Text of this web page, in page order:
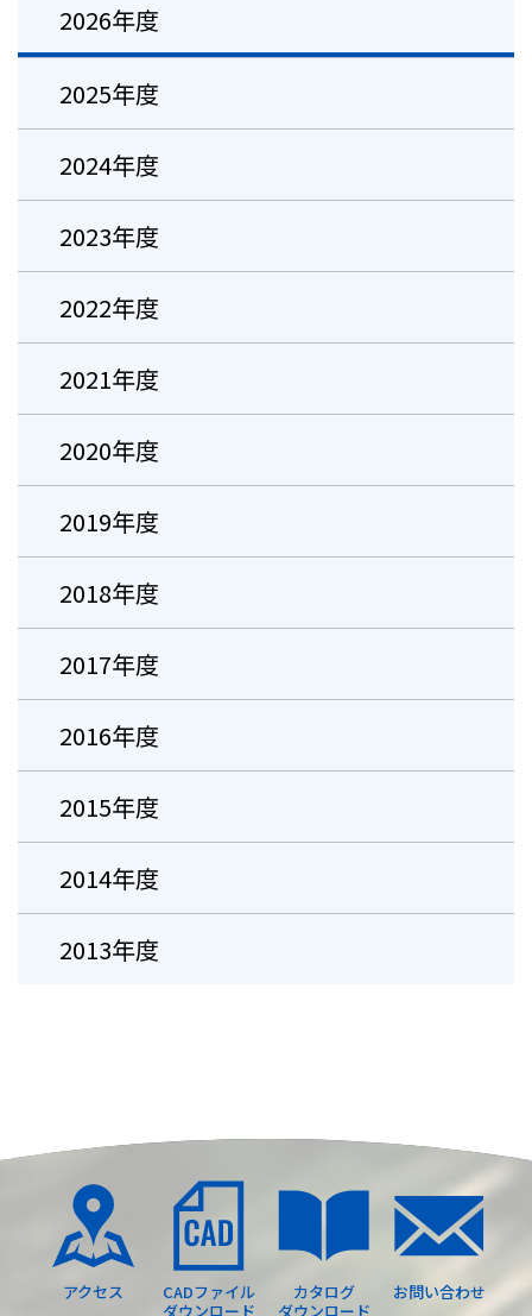
2026年度
2025年度
2024年度
2023年度
2022年度
2021年度
2020年度
2019年度
2018年度
2017年度
2016年度
2015年度
2014年度
2013年度
アクセス
CADファイル
ダウンロード
カタログ
ダウンロード
お問い合わせ